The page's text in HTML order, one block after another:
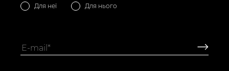
Для неї Для нього